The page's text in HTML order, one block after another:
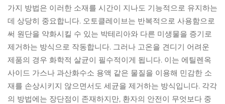
가지 방법은 이러한 소재를 시간이 지나도 기능적으로 유지하는
데 상당히 중요합니다. 오토클레이브는 반복적으로 사용함으로
써 원단을 약화시킬 수 있는 박테리아와 다른 미생물을 증기로
제거하는 방식으로 작동합니다. 그러나 고온을 견디기 어려운
제품의 경우 화학적 살균이 필수적이게 됩니다. 이는 에틸렌옥
사이드 가스나 과산화수소 용액 같은 물질을 이용해 민감한 소
재를 손상시키지 않으면서도 세균을 제거하는 방식입니다. 각각
의 방법에는 장단점이 존재하지만, 환자의 안전이 무엇보다 중